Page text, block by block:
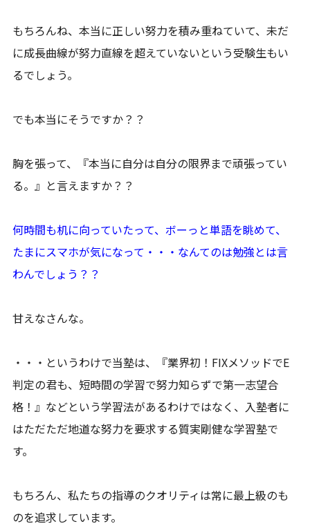
もちろんね、本当に正しい努力を積み重ねていて、未だ
に成長曲線が努力直線を超えていないという受験生もい
るでしょう。
でも本当にそうですか？？
胸を張って、『本当に自分は自分の限界まで頑張ってい
る。』と言えますか？？
何時間も机に向っていたって、ボーっと単語を眺めて、
たまにスマホが気になって・・・なんてのは勉強とは言
わんでしょう？？
甘えなさんな。
・・・というわけで当塾は、『業界初！FIXメソッドでE
判定の君も、短時間の学習で努力知らずで第一志望合
格！』などという学習法があるわけではなく、入塾者に
はただただ地道な努力を要求する質実剛健な学習塾で
す。
もちろん、私たちの指導のクオリティは常に最上級のも
のを追求しています。